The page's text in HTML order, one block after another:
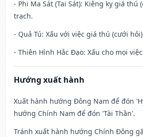
- Phi Ma Sát (Tai Sát): Kiêng kỵ giá thú
trạch.
- Quả Tú: Xấu với việc giá thú (cưới
- Thiên Hình Hắc Đạo: Xấu cho mọi
Hướng xuất hành
Xuất hành hướng Đông Nam để đón
hướng Chính Nam để đón 'Tài Thần'.
Tránh xuất hành hướng Chính Đông